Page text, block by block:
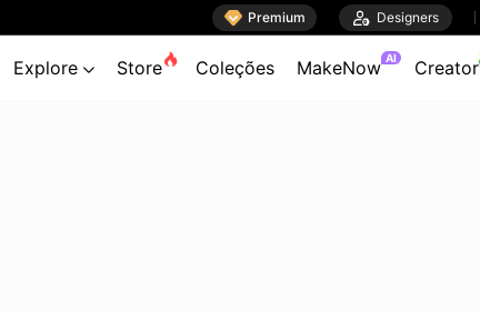
 Premium  Designers
Explore  Store Coleções MakeNow AI Creator